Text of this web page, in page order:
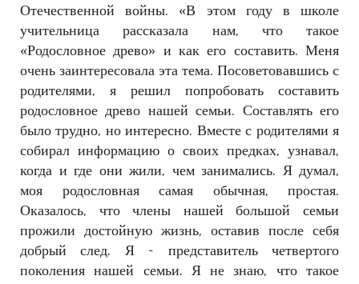
Отечественной войны. «В этом году в школе
учительница рассказала нам, что такое
«Родословное древо» и как его составить. Меня
очень заинтересовала эта тема. Посоветовавшись с
родителями, я решил попробовать составить
родословное древо нашей семьи. Составлять его
было трудно, но интересно. Вместе с родителями я
собирал информацию о своих предках, узнавал,
когда и где они жили, чем занимались. Я думал,
моя родословная самая обычная, простая.
Оказалось, что члены нашей большой семьи
прожили достойную жизнь, оставив после себя
добрый след. Я - представитель четвертого
поколения нашей семьи. Я не знаю, что такое